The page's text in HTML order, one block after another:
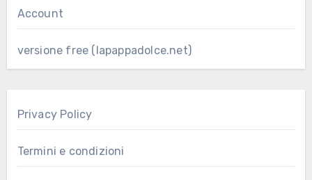
Account
versione free (lapappadolce.net)
Privacy Policy
Termini e condizioni